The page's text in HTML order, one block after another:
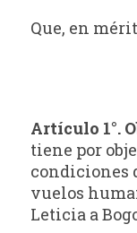
Que, en
Artículo 1°.
tiene por
condiciones
vuelos
Leticia a